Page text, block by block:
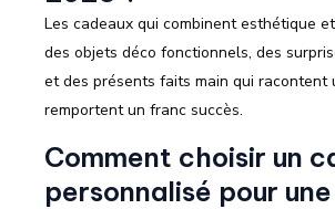
Les cadeaux qui combinent esthétique
des objets déco fonctionnels, des
et des présents faits main qui racontent
remportent un franc succès.
Comment choisir un
personnalisé pour